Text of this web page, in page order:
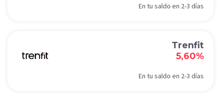
En tu saldo en 2-3 días
Trenfit
5,60%
En tu saldo en 2-3 días